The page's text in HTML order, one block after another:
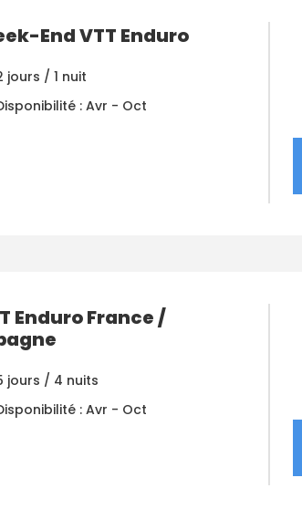
End VTT Enduro
jours / 1 nuit
: Avr - Oct
Enduro France /
jours / 4 nuits
: Avr - Oct